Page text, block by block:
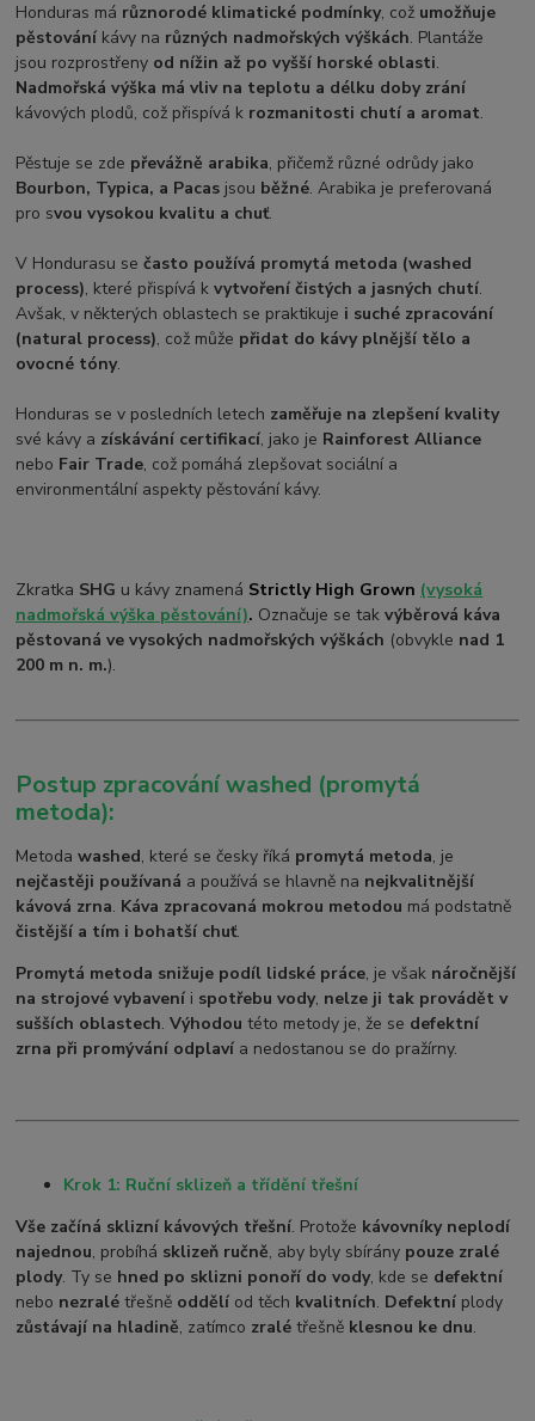
Honduras má různorodé klimatické podmínky, což umožňuje
pěstování kávy na různých nadmořských výškách. Plantáže
jsou rozprostřeny od nížin až po vyšší horské oblasti.
Nadmořská výška má vliv na teplotu a délku doby zrání
kávových plodů, což přispívá k rozmanitosti chutí a aromat.
Pěstuje se zde převážně arabika, přičemž různé odrůdy jako
Bourbon, Typica, a Pacas jsou běžné. Arabika je preferovaná
pro svou vysokou kvalitu a chuť.
V Hondurasu sečasto používá promytá metoda (washed
process), které přispívá kvytvoření čistých a jasných chutí.
Avšak, v některých oblastech se praktikuje i suché zpracování
(natural process), což může přidat do kávy plnější tělo a
ovocné tóny.
Honduras se v posledních letech zaměřuje na zlepšení kvality
své kávy a získávání certifikací, jako je Rainforest Alliance
nebo Fair Trade, což pomáhá zlepšovat sociální a
environmentální aspekty pěstování kávy.
Zkratka SHG u kávy znamená Strictly High Grown (vysoká
nadmořská výška pěstování). Označuje se takvýběrová káva
pěstovaná ve vysokých nadmořských výškách (obvykle nad 1
200 m n. m.).
Postup zpracování washed (promytá
metoda):
Metodawashed, které se česky říká promytá metoda, je
nejčastěji používaná a používá se hlavně na nejkvalitnější
kávová zrna. Káva zpracovaná mokrou metodou má podstatně
čistější a tím i bohatší chuť.
Promytá metoda snižuje podíl lidské práce, je však náročnější
na strojové vybavení i spotřebu vody, nelze ji tak provádět v
sušších oblastech.Výhodou této metody je, že se defektní
zrna při promývání odplaví a nedostanou se do pražírny.
Krok 1: Ruční sklizeň a třídění třešní
Vše začíná sklizní kávových třešní. Protože kávovníky neplodí
najednou, probíhá sklizeň ručně, aby byly sbírány pouze zralé
plody. Ty se hned po sklizni ponoří do vody, kde se defektní
nebo nezralé třešně oddělí od těch kvalitních. Defektní plody
zůstávají na hladině, zatímco zralé třešně klesnou ke dnu.